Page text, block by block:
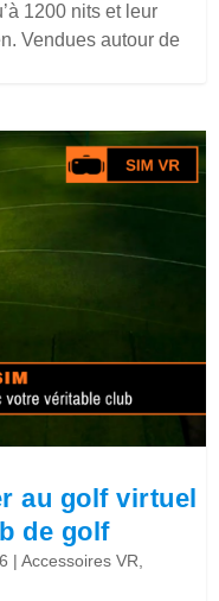
1200 nits et leur
Vendues autour de
au golf virtuel
de golf
|Accessoires VR,